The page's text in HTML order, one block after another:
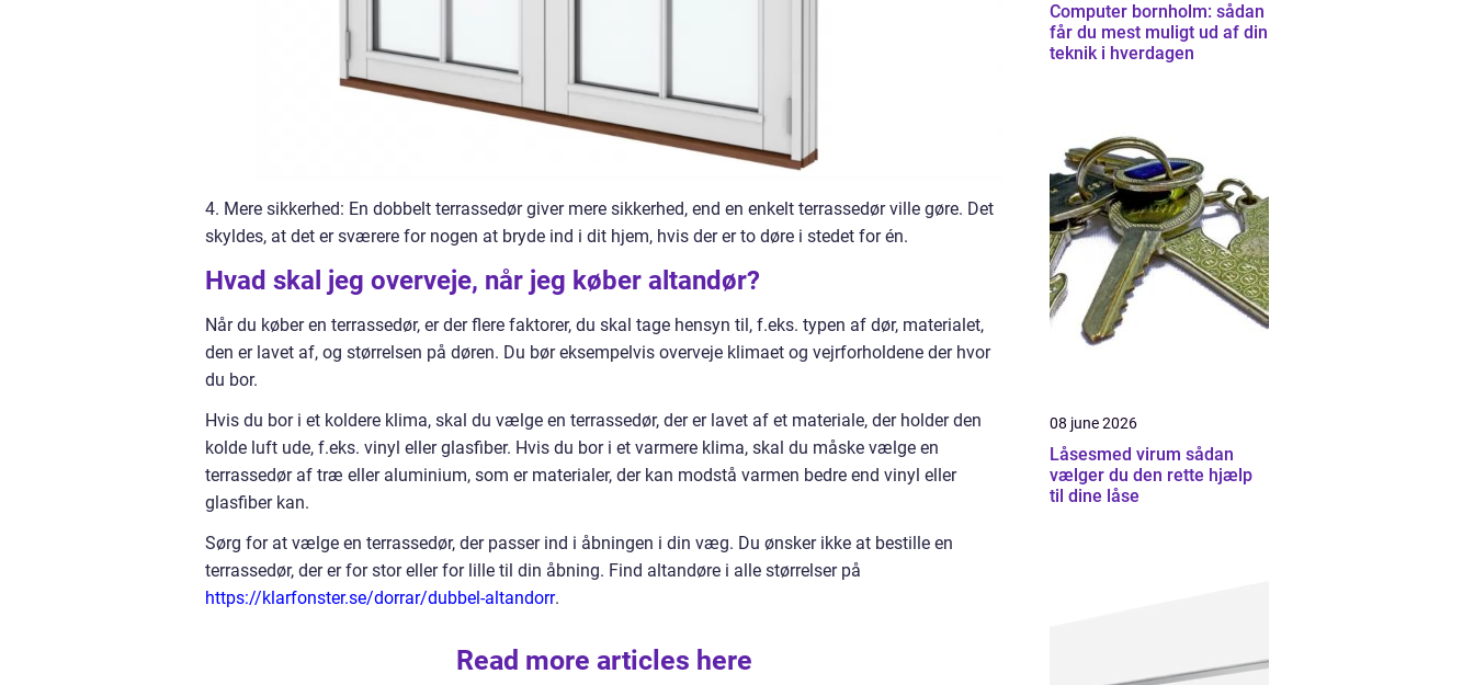
4. Mere sikkerhed: En dobbelt terrassedør giver mere sikkerhed, end en enkelt terrassedør ville gøre. Det
skyldes, at det er sværere for nogen at bryde ind i dit hjem, hvis der er to døre i stedet for én.
Hvad skal jeg overveje, når jeg køber altandør?
Når du køber en terrassedør, er der flere faktorer, du skal tage hensyn til, f.eks. typen af dør, materialet,
den er lavet af, og størrelsen på døren. Du bør eksempelvis overveje klimaet og vejrforholdene der hvor
du bor.
Hvis du bor i et koldere klima, skal du vælge en terrassedør, der er lavet af et materiale, der holder den
kolde luft ude, f.eks. vinyl eller glasfiber. Hvis du bor i et varmere klima, skal du måske vælge en
terrassedør af træ eller aluminium, som er materialer, der kan modstå varmen bedre end vinyl eller
glasfiber kan.
Sørg for at vælge en terrassedør, der passer ind i åbningen i din væg. Du ønsker ikke at bestille en
terrassedør, der er for stor eller for lille til din åbning. Find altandøre i alle størrelser på
https://klarfonster.se/dorrar/dubbel-altandorr.
Read more articles here
Computer bornholm: sådan
får du mest muligt ud af din
teknik i hverdagen
08 june 2026
Låsesmed virum sådan
vælger du den rette hjælp
til dine låse